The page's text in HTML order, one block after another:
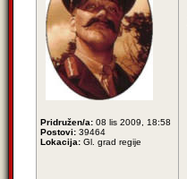
Pridružen/a: 08 lis 2009, 18:58
Postovi: 39464
Lokacija: Gl. grad regije